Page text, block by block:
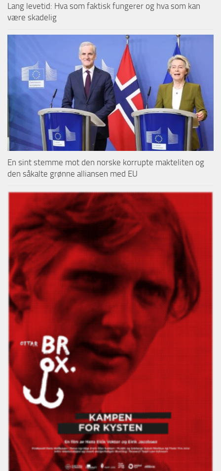
Lang levetid: Hva som faktisk fungerer og hva som kan
være skadelig
En sint stemme mot den norske korrupte makteliten og
den såkalte grønne alliansen med EU